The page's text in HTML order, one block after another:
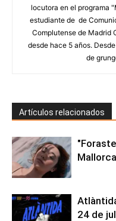
locutora en el programa
estudiante de de
Complutense de Madrid
desde hace 5 años.
de
Artículos relacionados
24 de